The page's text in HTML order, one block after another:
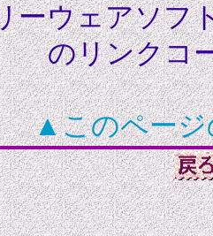
ーウェアソフ
のリンクコ
▲このページ